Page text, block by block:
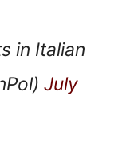
in Italian
July